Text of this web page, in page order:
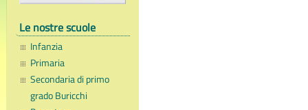
Le nostre scuole
Infanzia
Primaria
Secondaria di primo
grado Buricchi